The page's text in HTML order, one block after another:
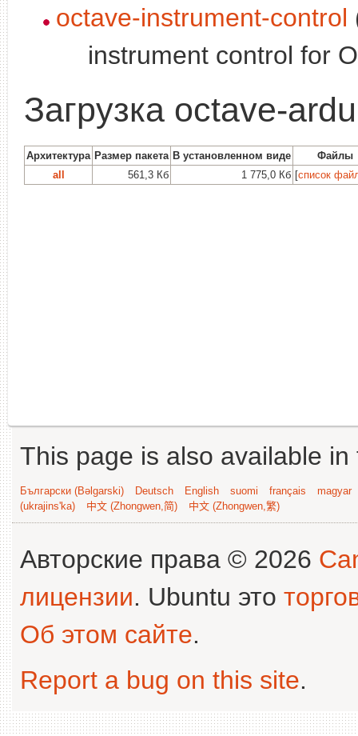
octave-instrument-control
instrument control for
Загрузка octave-
Архитектура Размер пакета В установленном виде
Файлы
all
561,3 Кб 1 775,0 Кб [список
This page is also available
Български (Bəlgarski) Deutsch English suomi français
magyar
(ukrajins'ka)
中文 (Zhongwen,简) 中文 (Zhongwen,繁)
Авторские права © 2026
лицензии. Ubuntu это
Об этом сайте.
Report a bug on this site.